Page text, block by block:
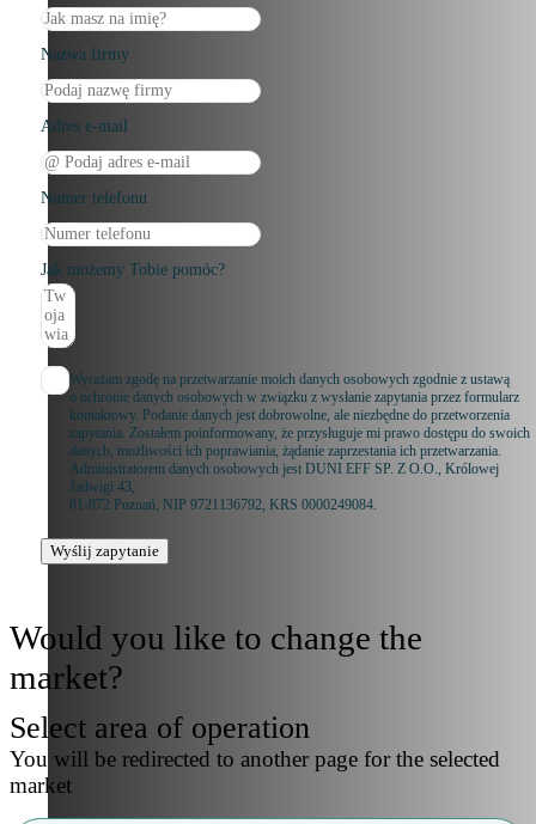
Nazwa firmy
Adres e-mail
Numer telefonu
Jak możemy Tobie pomóc?
Wyrażam zgodę na przetwarzanie moich danych osobowych zgodnie z ustawą
o ochronie danych osobowych w związku z wysłanie zapytania przez formularz
kontaktowy. Podanie danych jest dobrowolne, ale niezbędne do przetworzenia
zapytania. Zostałem poinformowany, że przysługuje mi prawo dostępu do swoich
danych, możliwości ich poprawiania, żądanie zaprzestania ich przetwarzania.
Administratorem danych osobowych jest DUNI EFF SP. Z O.O., Królowej
Jadwigi 43,
61-872 Poznań, NIP 9721136792, KRS 0000249084.
Wyślij zapytanie
Would you like to change the
market?
Select area of operation
You will be redirected to another page for the selected
market